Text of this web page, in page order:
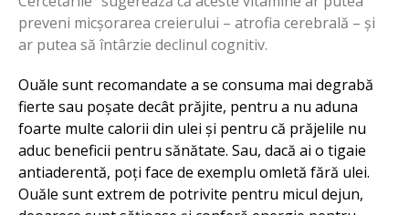
preveni micșorarea creierului – atrofia cerebrală – și
ar putea să întârzie declinul cognitiv.
Ouăle sunt recomandate a se consuma mai degrabă
fierte sau poșate decât prăjite, pentru a nu aduna
foarte multe calorii din ulei și pentru că prăjelile nu
aduc beneficii pentru sănătate. Sau, dacă ai o tigaie
antiaderentă, poți face de exemplu omletă fără ulei.
Ouăle sunt extrem de potrivite pentru micul dejun,